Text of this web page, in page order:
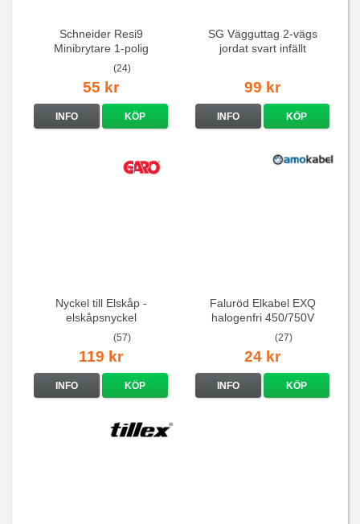
Schneider Resi9
Minibrytare 1-polig
(24)
55 kr
INFO KÖP
SG Vägguttag 2-vägs
jordat svart infällt
99 kr
INFO KÖP
Nyckel till Elskåp -
elskåpsnyckel
(57)
119 kr
INFO KÖP
Faluröd Elkabel EXQ
halogenfri 450/750V
(27)
24 kr
INFO KÖP